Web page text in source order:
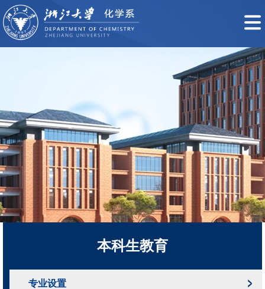
本科生教育
专业设置